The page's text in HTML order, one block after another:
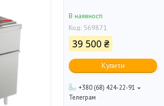
В наявності
Код: 569871
39 500 ₴
Купити
+380 (68) 424-22-91
Телеграм